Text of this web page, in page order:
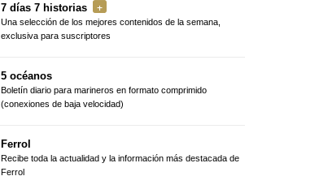
7 días 7 historias
Una selección de los mejores contenidos de la semana,
exclusiva para suscriptores
5 océanos
Boletín diario para marineros en formato comprimido
(conexiones de baja velocidad)
Ferrol
Recibe toda la actualidad y la información más destacada de
Ferrol